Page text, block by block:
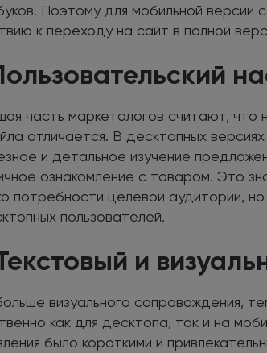
Поэтому для мобильной версии
к переходу на сайт в полной
часть маркетологов считают, что
отличается. В десктопных
и детальное изучение
ознакомление с товаром. Это
потребности целевой аудитории,
пользователей.
и
визуального сопровождения,
как для десктопа, так и на
было короткими и